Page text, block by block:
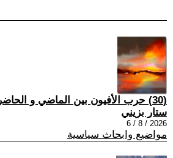
(30) حرب الأفيون بين الماضي و الحاضر
ستار بزيني
2026 / 8 / 6
مواضيع وابحاث سياسية